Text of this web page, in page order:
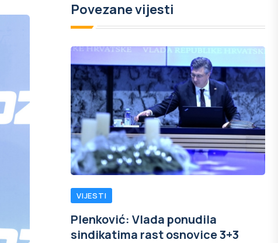
Povezane vijesti
VIJESTI
Plenković: Vlada ponudila
sindikatima rast osnovice 3+3